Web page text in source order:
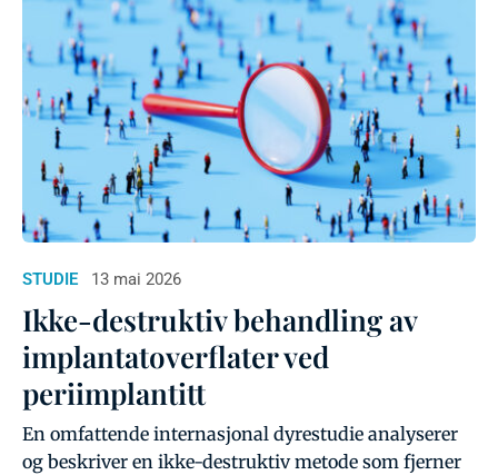
STUDIE 13 mai 2026
Ikke-destruktiv behandling av
implantatoverflater ved
periimplantitt
En omfattende internasjonal dyrestudie analyserer
og beskriver en ikke-destruktiv metode som fjerner